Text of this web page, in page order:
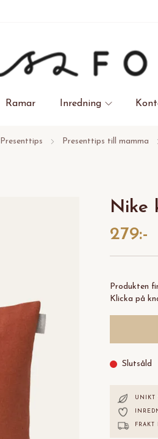
Ramar Inredning
Presenttips Presenttips till mamma
Nike
279:-
Produkten
Klicka på
Slutsåld
UNIKT
FRAKT